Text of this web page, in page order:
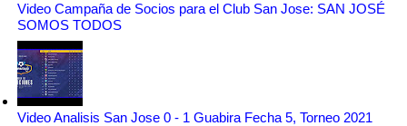
Video Campaña de Socios para el Club San Jose: SAN JOSÉ
SOMOS TODOS
Video Analisis San Jose 0 - 1 Guabira Fecha 5, Torneo 2021